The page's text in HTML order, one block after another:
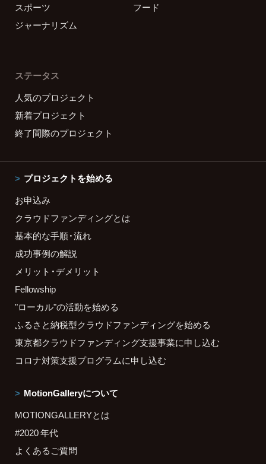
スポーツ
フード
ジャーナリズム
ステータス
人気のプロジェクト
新着プロジェクト
終了間際のプロジェクト
プロジェクトを始める
お申込み
クラウドファンディングとは
基本的な手順・流れ
成功事例の解説
メリット・デメリット
Fellowship
"ローカル"の活動を始める
ふるさと納税型クラウドファンディングを始める
東京都クラウドファンディング支援事業に申し込む
コロナ対策支援プログラムに申し込む
MotionGalleryについて
MOTIONGALLERYとは
#2020 年代
よくあるご質問